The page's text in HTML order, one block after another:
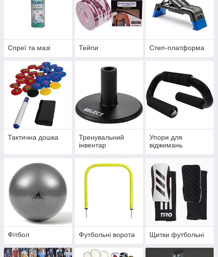
Спреї та мазі Тейпи Степ-платформа
Тактична дошка
Тренувальний
інвентар
Упори для
віджимань
Фітбол Футбольні ворота Щитки футбольні